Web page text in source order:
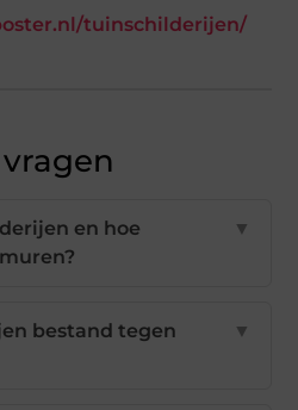
tuinschilderijen/
en hoe
▼
bestand tegen
▼